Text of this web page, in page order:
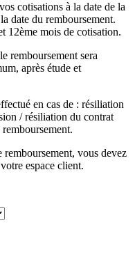
cotisations à la date de la
date du remboursement.
12ème mois de cotisation.
remboursement sera
après étude et
en cas de : résiliation
/ résiliation du contrat
vous devez
espace client.